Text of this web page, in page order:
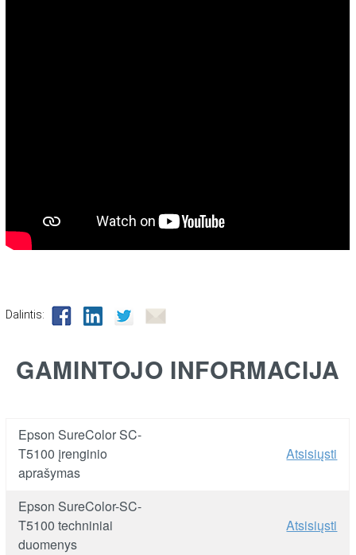
Dalintis:
GAMINTOJO INFORMACIJA
Epson SureColor SC-
T5100 įrenginio
aprašymas
Atsisiųsti
Epson SureColor-SC-
T5100 techniniai
duomenys
Atsisiųsti